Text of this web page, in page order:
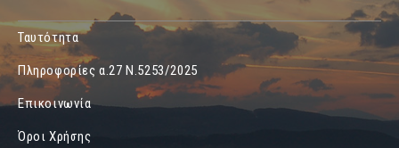
Ταυτότητα
Πληροφορίες α.27 Ν.5253/2025
Επικοινωνία
Όροι Χρήσης